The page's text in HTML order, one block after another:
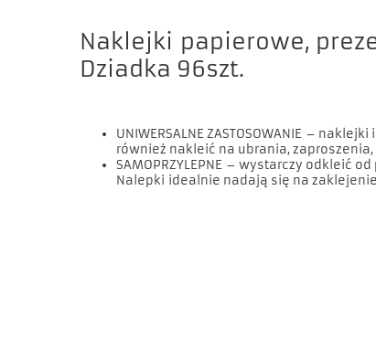
Naklejki papierowe,
Dziadka 96szt.
UNIWERSALNE ZASTOSOWANIE – naklejki
również nakleić na ubrania,
SAMOPRZYLEPNE – wystarczy odkleić od
Nalepki idealnie nadają się na